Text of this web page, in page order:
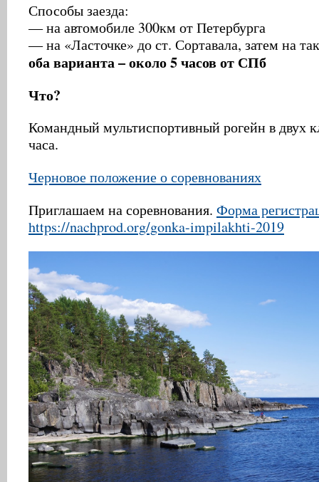
Способы заезда:
— на автомобиле 300км от Петербурга
— на «Ласточке» до ст. Сортавала, затем на
оба варианта – около 5 часов от СПб
Что?
Командный мультиспортивный рогейн в двух
часа.
Черновое положение о соревнованиях
Приглашаем на соревнования. Форма
https://nachprod.org/gonka-impilakhti-2019